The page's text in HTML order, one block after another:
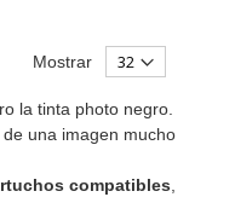
Mostrar
la tinta photo negro.
una imagen mucho
compatibles,